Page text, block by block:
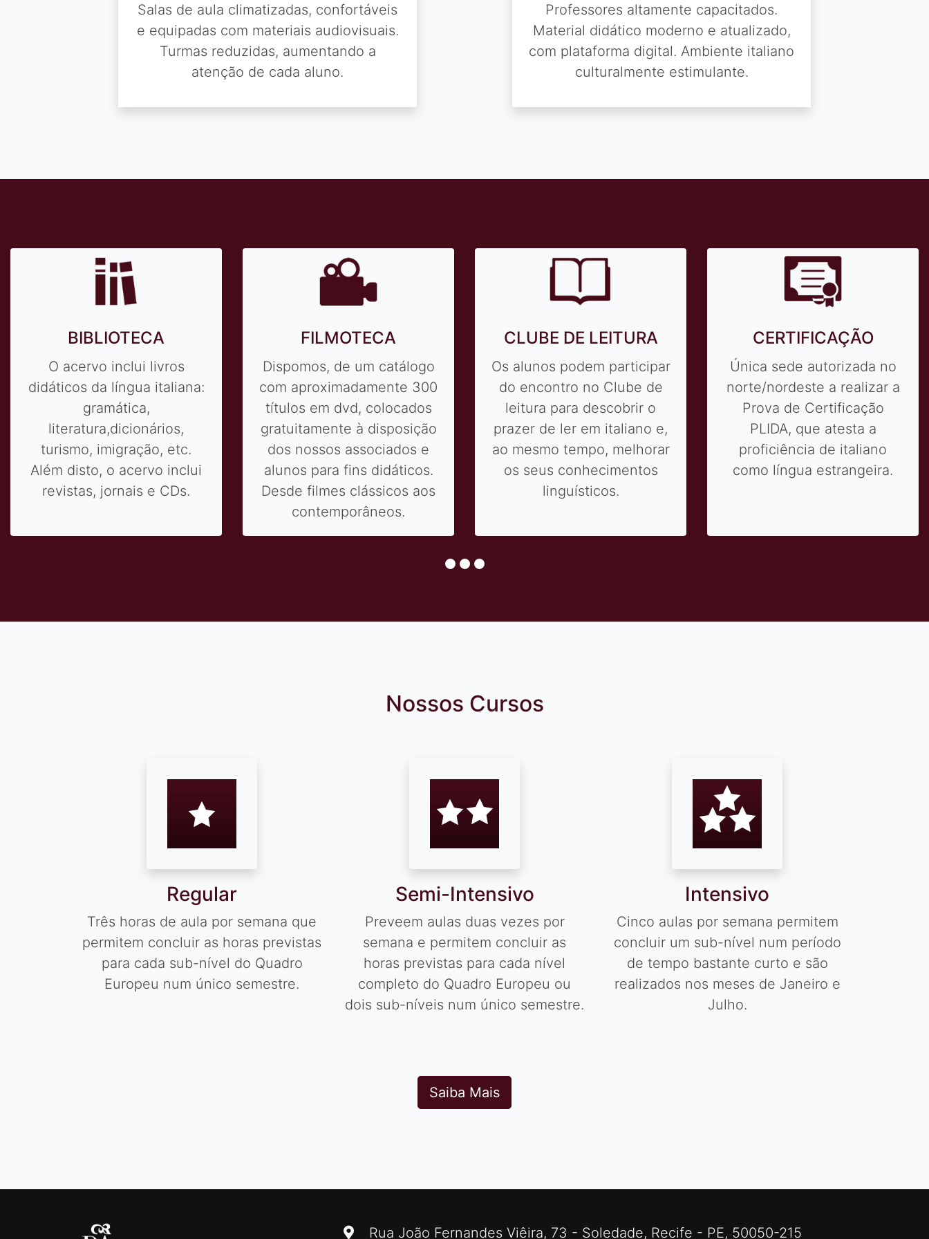
Salas de aula climatizadas, confortáveis
e equipadas com materiais audiovisuais.
Turmas reduzidas, aumentando a
atenção de cada aluno.
Professores altamente capacitados.
Material didático moderno e atualizado,
com plataforma digital. Ambiente italiano
culturalmente estimulante.
AULAS INDIVIDUAIS
O aluno pode estudar no
horário que preferir, seja na
escola, residência ou no
trabalho. Outra vantagem
dessa opção é a
possibilidade de adaptar o
curso ao ritmo do
AULAS DE SUPORTE
Os alunos que faltarem ou
que quiserem aprofundar o
conteúdo, poderão recorrer
à "lezione di supporto",
onde encontrarão um
professor à sua disposição.
CURSO DE FÉRIAS
Essa é uma ótima
oportunidade para
continuar em contato com o
italiano durante os meses
das férias, mas de forma
mais leve, sem o
compromisso regular das
LÍNGUA E
CIVILIZAÇÃO
Os estudantes, a partir do
nível intermediário, têm
lições extras com temas
relacionadas à história,
cultura, vida econômica,
Regular
Três horas de aula por semana que
permitem concluir as horas previstas
para cada sub-nível do Quadro
Semi-Intensivo
Preveem aulas duas vezes por
semana e permitem concluir as
horas previstas para cada nível
completo do Quadro Europeu ou
Cinco aulas por semana permitem
concluir um sub-nível num período
de tempo bastante curto e são
realizados nos meses de Janeiro e
Saiba Mais